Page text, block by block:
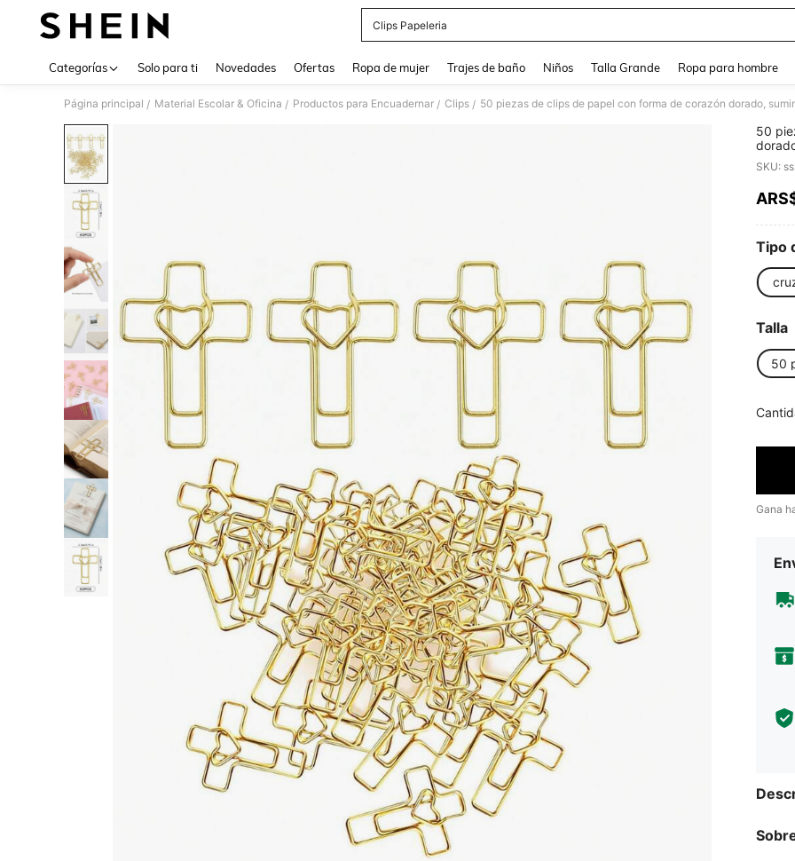
Clips Papeleria
Categorías Solo para ti Novedades Ofertas Ropa de mujer Trajes de baño Niños Talla Grande Ropa para hombre
Página principal / Material Escolar & Oficina / Productos para Encuadernar / Clips /
50
papel
SKU:
Tipo
Talla
50
Gana